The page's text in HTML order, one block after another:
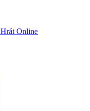
Hrát Online